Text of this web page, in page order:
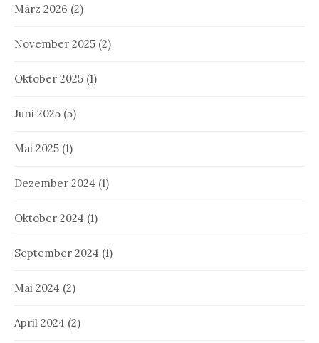
März 2026 (2)
November 2025 (2)
Oktober 2025 (1)
Juni 2025 (5)
Mai 2025 (1)
Dezember 2024 (1)
Oktober 2024 (1)
September 2024 (1)
Mai 2024 (2)
April 2024 (2)